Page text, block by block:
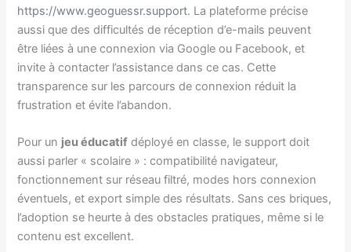
https://www.geoguessr.support. La plateforme précise
aussi que des difficultés de réception d’e-mails peuvent
être liées à une connexion via Google ou Facebook, et
invite à contacter l’assistance dans ce cas. Cette
transparence sur les parcours de connexion réduit la
frustration et évite l’abandon.
Pour un jeu éducatif déployé en classe, le support doit
aussi parler « scolaire » : compatibilité navigateur,
fonctionnement sur réseau filtré, modes hors connexion
éventuels, et export simple des résultats. Sans ces briques,
l’adoption se heurte à des obstacles pratiques, même si le
contenu est excellent.